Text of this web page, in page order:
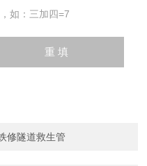
如：三加四=7
修隧道救生管